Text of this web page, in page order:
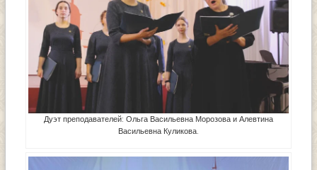
Дуэт преподавателей: Ольга Васильевна Морозова и Алевтина
Васильевна Куликова.